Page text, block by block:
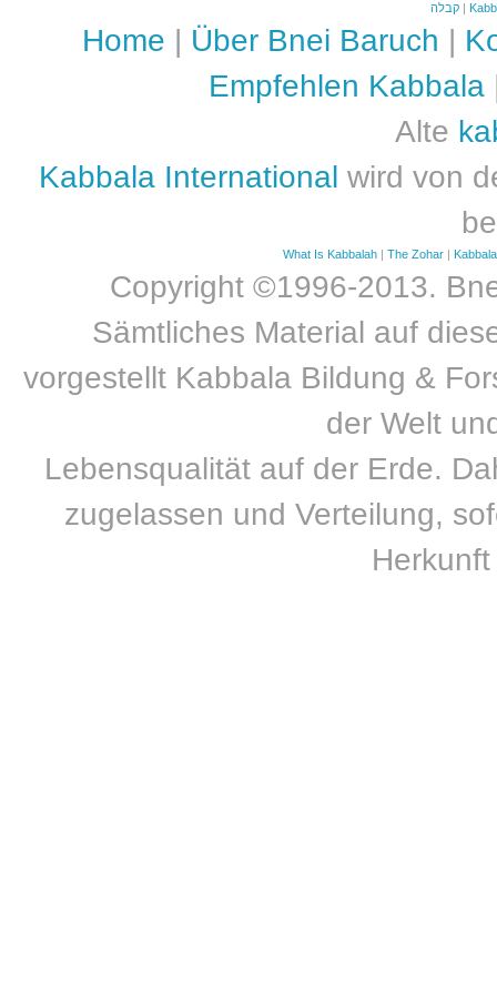
קבלה
Home Über Bnei Baruch
Empfehlen Kabbala
Alte
Kabbala International wird von
What Is Kabbalah |The Zohar
Copyright ©1996-2013.
Sämtliches Material auf
vorgestellt Kabbala Bildung &
der Welt
Lebensqualität auf der Erde.
zugelassen und Verteilung,